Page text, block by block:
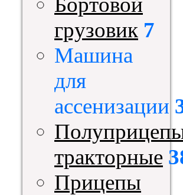
грузовик 7
Машина
для
ассенизации
тракторные
Прицепы